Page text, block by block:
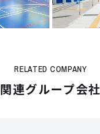
RELATED COMPANY
関連グループ会社